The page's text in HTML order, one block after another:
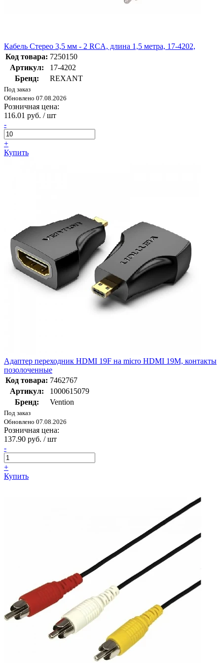
Кабель Стерео 3,5 мм - 2 RCA, длина 1,5 метра, 17-4202,
Код товара: 7250150
Артикул:
17-4202
Бренд:
REXANT
Под заказ
Обновлено 07.08.2026
Розничная цена:
116.01 руб. / шт
-
+
Купить
Адаптер переходник HDMI 19F на micro HDMI 19M, контакты
позолоченные
Код товара: 7462767
Артикул:
1000615079
Бренд:
Vention
Под заказ
Обновлено 07.08.2026
Розничная цена:
137.90 руб. / шт
-
+
Купить